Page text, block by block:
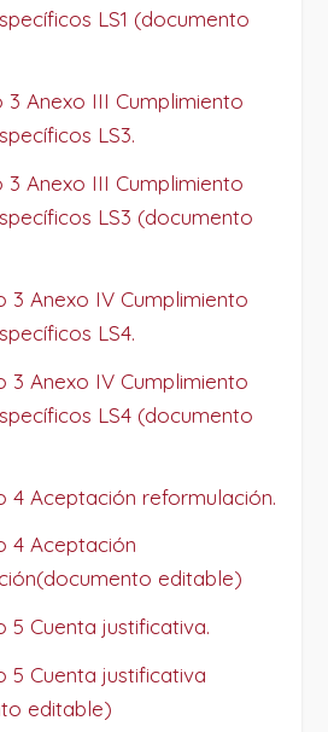
LS1 (documento
3 Anexo III Cumplimiento
LS3.
3 Anexo III Cumplimiento
LS3 (documento
3 Anexo IV Cumplimiento
LS4.
3 Anexo IV Cumplimiento
LS4 (documento
4 Aceptación reformulación.
4 Aceptación
editable)
5 Cuenta justificativa.
5 Cuenta justificativa
editable)